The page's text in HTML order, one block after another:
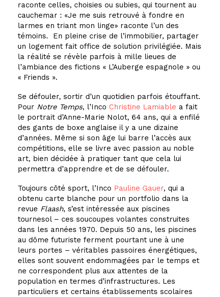
raconte celles, choisies ou subies, qui tournent au
cauchemar : «Je me suis retrouvé à fondre en
larmes en triant mon linge» raconte l’un des
témoins. En pleine crise de l’immobilier, partager
un logement fait office de solution privilégiée. Mais
la réalité se révèle parfois à mille lieues de
l’ambiance des fictions « L’Auberge espagnole » ou
« Friends ».
Se défouler, sortir d’un quotidien parfois étouffant.
Pour Notre Temps, l’Inco Christine Lamiable a fait
le portrait d’Anne-Marie Nolot, 64 ans, qui a enfilé
des gants de boxe anglaise il y a une dizaine
d’années. Même si son âge lui barre l’accès aux
compétitions, elle se livre avec passion au noble
art, bien décidée à pratiquer tant que cela lui
permettra d’apprendre et de se défouler.
Toujours côté sport, l’Inco Pauline Gauer, qui a
obtenu carte blanche pour un portfolio dans la
revue Flaash, s’est intéressée aux piscines
tournesol – ces soucoupes volantes construites
dans les années 1970. Depuis 50 ans, les piscines
au dôme futuriste ferment pourtant une à une
leurs portes – véritables passoires énergétiques,
elles sont souvent endommagées par le temps et
ne correspondent plus aux attentes de la
population en termes d’infrastructures. Les
particuliers et certains établissements scolaires